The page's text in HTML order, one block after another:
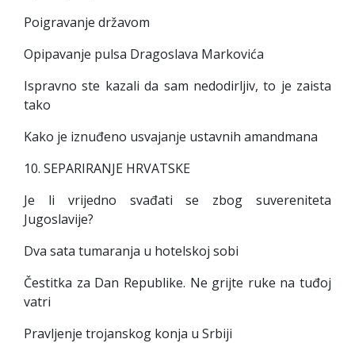
Poigravanje državom
Opipavanje pulsa Dragoslava Markovića
Ispravno ste kazali da sam nedodirljiv, to je zaista
tako
Kako je iznuđeno usvajanje ustavnih amandmana
10. SEPARIRANJE HRVATSKE
Je li vrijedno svađati se zbog suvereniteta
Jugoslavije?
Dva sata tumaranja u hotelskoj sobi
Čestitka za Dan Republike. Ne grijte ruke na tuđoj
vatri
Pravljenje trojanskog konja u Srbiji